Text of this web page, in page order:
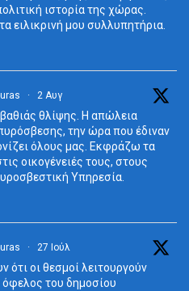
ιστορία της χώρας.
ειλικρινή μου συλλυπητήρια.
· 2 Αυγ
θλίψης. Η απώλεια
την ώρα που έδιναν
όλους μας. Εκφράζω τα
οικογένειές τους, στους
Υπηρεσία.
· 27 Ιούλ
ότι οι θεσμοί λειτουργούν
όφελος του δημοσίου